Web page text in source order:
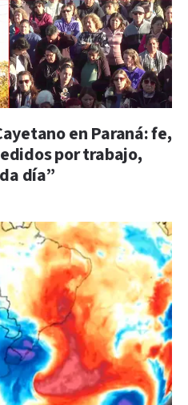
en Paraná: fe,
por trabajo,
día”